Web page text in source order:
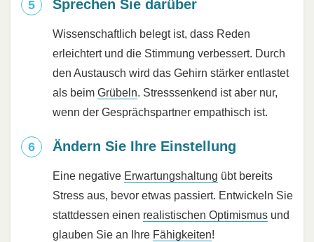
Sprechen Sie darüber
Wissenschaftlich belegt ist, dass Reden
erleichtert und die Stimmung verbessert. Durch
den Austausch wird das Gehirn stärker entlastet
als beim Grübeln. Stresssenkend ist aber nur,
wenn der Gesprächspartner empathisch ist.
Ändern Sie Ihre Einstellung
Eine negative Erwartungshaltung übt bereits
Stress aus, bevor etwas passiert. Entwickeln Sie
stattdessen einen realistischen Optimismus und
glauben Sie an Ihre Fähigkeiten!